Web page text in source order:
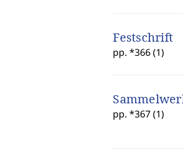
Festschrift
pp. *366 (1)
pp. *367 (1)